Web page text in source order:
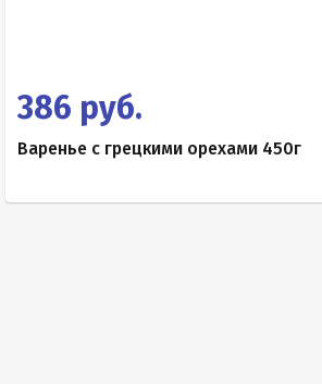
386 руб.
Варенье с грецкими орехами 450г